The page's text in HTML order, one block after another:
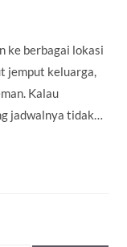
ke berbagai lokasi
jemput keluarga,
Kalau
jadwalnya tidak…